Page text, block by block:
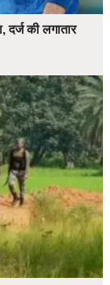
दर्ज की लगातार